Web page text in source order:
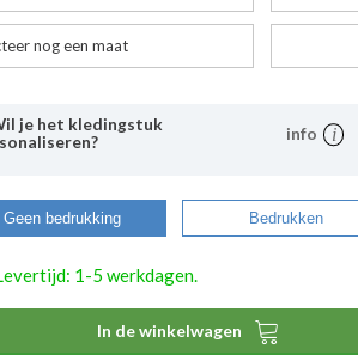
nog een maat
je het kledingstuk
info
Bevazet kunt u uw bedrijfskleding ook laten
Middels onderstaande stappen kunt u
bedrukkingsprofielen worden
u bij eventuele nabestellingen niet nogmaals het
te doorlopen. De bestelde logo’s kunnen door
Geen bedrukking Bedrukken
1-5 werkdagen.
In de winkelwagen 